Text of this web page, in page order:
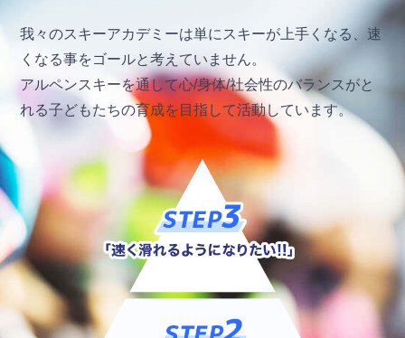
我々のスキーアカデミーは単にスキーが上手くなる、速
くなる事をゴールと考えていません。
アルペンスキーを通して心/身体/社会性のバランスがと
れる子どもたちの育成を目指して活動しています。